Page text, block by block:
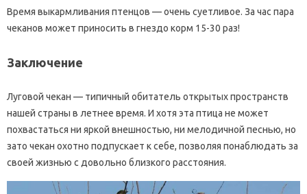
Время выкармливания птенцов — очень суетливое. За час пара
чеканов может приносить в гнездо корм 15-30 раз!
Заключение
Луговой чекан — типичный обитатель открытых пространств
нашей страны в летнее время. И хотя эта птица не может
похвастаться ни яркой внешностью, ни мелодичной песнью, но
зато чекан охотно подпускает к себе, позволяя понаблюдать за
своей жизнью с довольно близкого расстояния.